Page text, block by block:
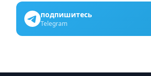
подпишитесь
Telegram